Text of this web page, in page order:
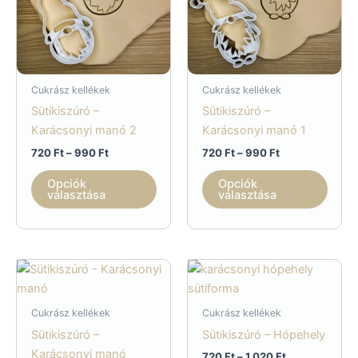
ki
Cukrász kellékek
Sütikiszúró –
Karácsonyi manó 2
720Ft – 990FtÁrtartomány:
Opciók
választása
a
terméknek
több
van.
változatok
Cukrász kellékek
Sütikiszúró –
Karácsonyi manó 1
720Ft – 990FtÁrtartomány:
Opciók
választása
a
több
van.
Cukrász kellékek
Sütikiszúró –
Karácsonyi manó
Cukrász kellékek
Sütikiszúró – Hópehely